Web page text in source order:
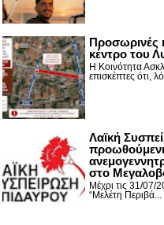
Προσωρινές
κέντρο του
Η Κοινότητα
επισκέπτες ότι,
Λαϊκή
στο
Μέχρι τις 31/07/
“Μελέτη Περιβά...